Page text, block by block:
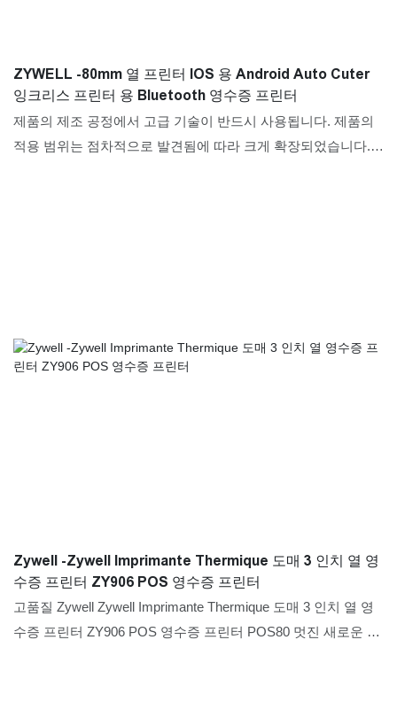
ZYWELL -80mm 열 프린터 IOS 용 Android Auto Cuter
잉크리스 프린터 용 Bluetooth 영수증 프린터
제품의 제조 공정에서 고급 기술이 반드시 사용됩니다. 제품의
적용 범위는 점차적으로 발견됨에 따라 크게 확장되었습니다.
Zywell -Zywell Imprimante Thermique 도매 3 인치 열 영
수증 프린터 ZY906 POS 영수증 프린터
고품질 Zywell Zywell Imprimante Thermique 도매 3 인치 열 영
수증 프린터 ZY906 POS 영수증 프린터 POS80 멋진 새로운 기